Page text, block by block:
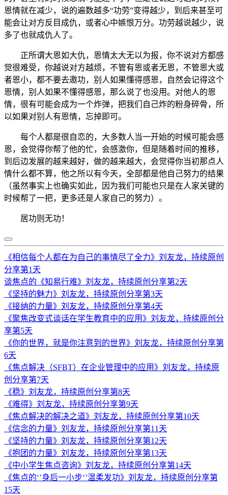
恩情就在减少，说的遍数越多“功劳”变得越少，到后来甚至可
能会让对方反目成仇，或者心中嫉恨万分。功劳越说越少，说
多了也就成仇人了。
正所谓大恩如大仇，恩情太大无以为报，你不说对方都感
觉很难受，你越说对方越烦，不管有恩或者无恩，不管恩大或
者恩小，都不要去邀功，别人如果懂得感恩，自然会记得这个
恩情，别人如果不懂得感恩，那么说了也没用。对他人的恩
情，很有可能会成为一个炸弹，把我们自己炸的粉身碎骨，所
以如果对别人有恩情，忘掉即可。
每个人都是很自恋的，大多数人当一开始的时候可能会感
恩，会觉得你帮了他的忙，会感激你，但是随着时间的推移，
到后边发展的越来越好，做的越来越大，会觉得你当初那点人
情什么都不算，他之所以有今天，全部都是他自己努力的结果
（虽然事实上也确实如此，因为我们可能也只是在人家关键的
时候帮了一把，更多还是人家自己的努力）。
居功则无功！
《相信每个人都在为自己的事情尽了全力》刘友龙，持续原创
分享第1天
谈焦点的《知易行难》刘友龙，持续原创分享第2天
《坚持的魅力》刘友龙，持续原创分享第3天
《接纳的力量》刘友龙，持续原创分享第4天
《聚焦改变式谈话在学生教育中的应用》刘友龙，持续原创分
享第5天
《你的世界，就是你注意到的世界》刘友龙，持续原创分享第
6天
《焦点解决（SFBT）在企业管理中的应用》刘友龙，持续原
创分享第7天
《稳》刘友龙，持续原创分享第8天
《难得》刘友龙，持续原创分享第9天
《焦点解决的解决之道》刘友龙，持续原创分享第10天
《信念的力量》刘友龙，持续原创分享第11天
《坚持的力量》刘友龙，持续原创分享第12天
《抱团的力量》刘友龙，持续原创分享第13天
《中小学生焦点咨询》刘友龙，持续原创分享第14天
《焦点的‘’身后一小步‘’温柔发功》刘友龙，持续原创分享第
15天